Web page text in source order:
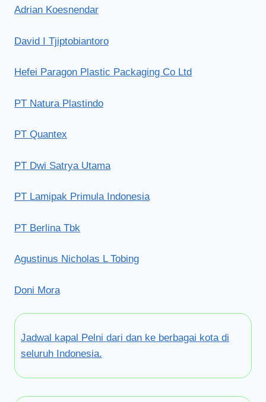
Adrian Koesnendar
David I Tjiptobiantoro
Hefei Paragon Plastic Packaging Co Ltd
PT Natura Plastindo
PT Quantex
PT Dwi Satrya Utama
PT Lamipak Primula Indonesia
PT Berlina Tbk
Agustinus Nicholas L Tobing
Doni Mora
Jadwal kapal Pelni dari dan ke berbagai kota di
seluruh Indonesia.